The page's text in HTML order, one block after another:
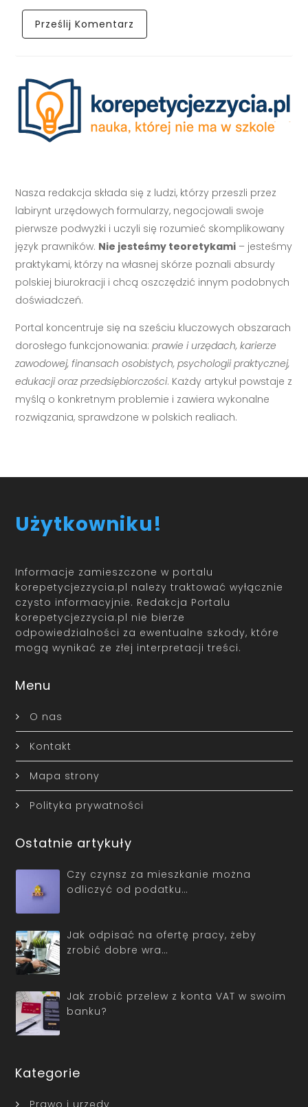
Nasza redakcja składa się z ludzi, którzy przeszli przez
labirynt urzędowych formularzy, negocjowali swoje
pierwsze podwyżki i uczyli się rozumieć skomplikowany
język prawników. Nie jesteśmy teoretykami – jesteśmy
praktykami, którzy na własnej skórze poznali absurdy
polskiej biurokracji i chcą oszczędzić innym podobnych
doświadczeń.
Portal koncentruje się na sześciu kluczowych obszarach
dorosłego funkcjonowania:prawie i urzędach, karierze
zawodowej, finansach osobistych, psychologii praktycznej,
edukacji oraz przedsiębiorczości. Każdy artykuł powstaje z
myślą o konkretnym problemie i zawiera wykonalne
rozwiązania, sprawdzone w polskich realiach.
Użytkowniku!
Informacje zamieszczone w portalu
korepetycjezzycia.pl należy traktować wyłącznie
czysto informacyjnie. Redakcja Portalu
korepetycjezzycia.pl nie bierze
odpowiedzialności za ewentualne szkody, które
mogą wynikać ze złej interpretacji treści.
Menu
O nas
Kontakt
Mapa strony
Polityka prywatności
Ostatnie artykuły
Czy czynsz za mieszkanie można
odliczyć od podatku…
Jak odpisać na ofertę pracy, żeby
zrobić dobre wra…
Jak zrobić przelew z konta VAT w swoim
banku?
Kategorie
Prawo i urzędy